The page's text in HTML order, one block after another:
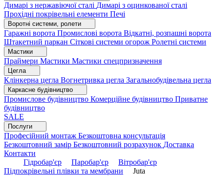
Димарі з нержавіючої сталі Димарі з оцинкованої сталі
Прохідні покрівельні елементи Печі
Воротні системи, ролети
Гаражні ворота Промислові ворота Відкатні, розпашні ворота
Штакетний паркан Сіткові системи огорож Ролетні системи
Мастики
Праймери Мастики Мастики спецпризначення
Цегла
Клінкерна цегла Вогнетривка цегла Загальнобудівельна цегла
Каркасне будівництво
Промислове будівництво Комерційне будівництво Приватне
будівництво
SALE
Послуги
Професійний монтаж Безкоштовна консультація
Безкоштовний замір Безкоштовний розрахунок Доставка
Контакти
Гідробар'єр
Паробар'єр
Вітробар'єр
Підпокрівельні плівки та мембрани
Juta